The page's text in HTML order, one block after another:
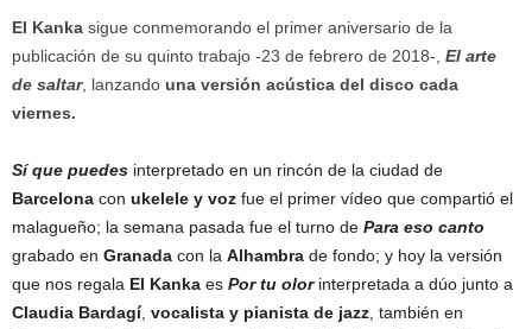
El Kanka sigue conmemorando el primer aniversario de la
publicación de su quinto trabajo -23 de febrero de 2018-, El arte
de saltar, lanzando una versión acústica del disco cada
viernes.
Sí que puedes interpretado en un rincón de la ciudad de
Barcelona con ukelele y voz fue el primer vídeo que compartió el
malagueño; la semana pasada fue el turno de Para eso canto
grabado en Granada con la Alhambra de fondo; y hoy la versión
que nos regala El Kanka es Por tu olor interpretada a dúo junto a
Claudia Bardagí, vocalista y pianista de jazz , también en